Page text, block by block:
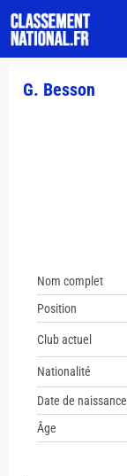
G. Besson
Nom complet
Position
Club actuel
Nationalité
Date de naissance
Âge